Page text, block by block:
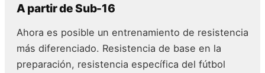
A partir de Sub-16
Ahora es posible un entrenamiento de resistencia
más diferenciado. Resistencia de base en la
preparación, resistencia específica del fútbol